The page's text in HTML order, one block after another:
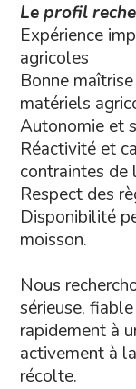
Le profil
Expérience
agricoles
Bonne
matériels
Autonomie et
Réactivité et
contraintes de
Respect des
Disponibilité
moisson.
Nous
sérieuse,
rapidement à
activement à
récolte.